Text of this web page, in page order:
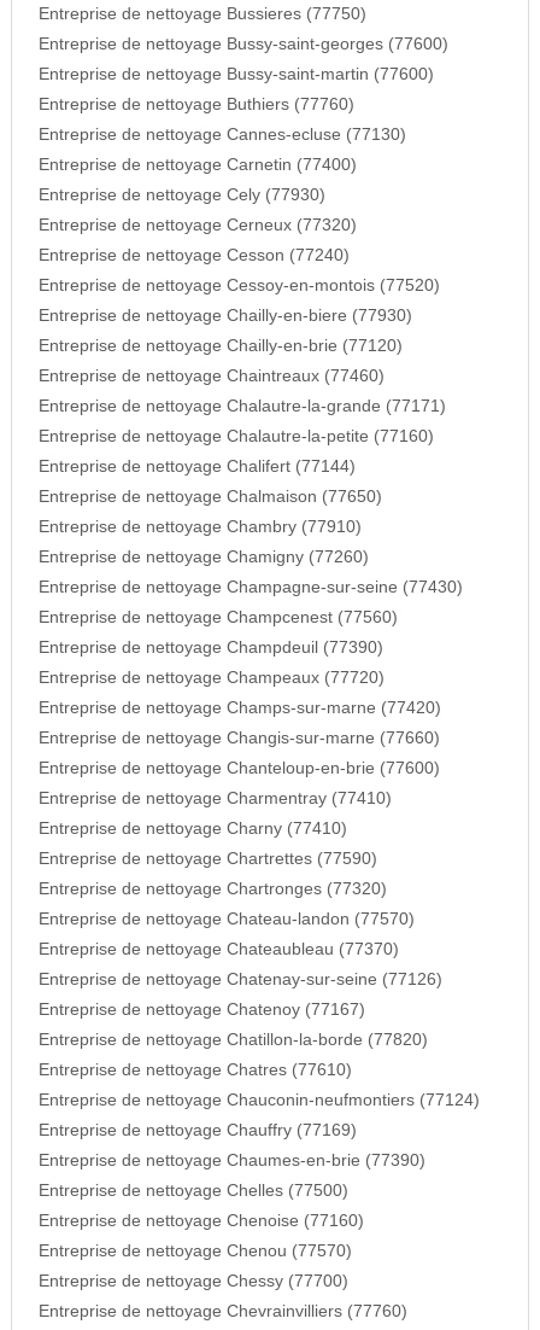
Entreprise de nettoyage Bussieres (77750)
Entreprise de nettoyage Bussy-saint-georges (77600)
Entreprise de nettoyage Bussy-saint-martin (77600)
Entreprise de nettoyage Buthiers (77760)
Entreprise de nettoyage Cannes-ecluse (77130)
Entreprise de nettoyage Carnetin (77400)
Entreprise de nettoyage Cely (77930)
Entreprise de nettoyage Cerneux (77320)
Entreprise de nettoyage Cesson (77240)
Entreprise de nettoyage Cessoy-en-montois (77520)
Entreprise de nettoyage Chailly-en-biere (77930)
Entreprise de nettoyage Chailly-en-brie (77120)
Entreprise de nettoyage Chaintreaux (77460)
Entreprise de nettoyage Chalautre-la-grande (77171)
Entreprise de nettoyage Chalautre-la-petite (77160)
Entreprise de nettoyage Chalifert (77144)
Entreprise de nettoyage Chalmaison (77650)
Entreprise de nettoyage Chambry (77910)
Entreprise de nettoyage Chamigny (77260)
Entreprise de nettoyage Champagne-sur-seine (77430)
Entreprise de nettoyage Champcenest (77560)
Entreprise de nettoyage Champdeuil (77390)
Entreprise de nettoyage Champeaux (77720)
Entreprise de nettoyage Champs-sur-marne (77420)
Entreprise de nettoyage Changis-sur-marne (77660)
Entreprise de nettoyage Chanteloup-en-brie (77600)
Entreprise de nettoyage Charmentray (77410)
Entreprise de nettoyage Charny (77410)
Entreprise de nettoyage Chartrettes (77590)
Entreprise de nettoyage Chartronges (77320)
Entreprise de nettoyage Chateau-landon (77570)
Entreprise de nettoyage Chateaubleau (77370)
Entreprise de nettoyage Chatenay-sur-seine (77126)
Entreprise de nettoyage Chatenoy (77167)
Entreprise de nettoyage Chatillon-la-borde (77820)
Entreprise de nettoyage Chatres (77610)
Entreprise de nettoyage Chauconin-neufmontiers (77124)
Entreprise de nettoyage Chauffry (77169)
Entreprise de nettoyage Chaumes-en-brie (77390)
Entreprise de nettoyage Chelles (77500)
Entreprise de nettoyage Chenoise (77160)
Entreprise de nettoyage Chenou (77570)
Entreprise de nettoyage Chessy (77700)
Entreprise de nettoyage Chevrainvilliers (77760)